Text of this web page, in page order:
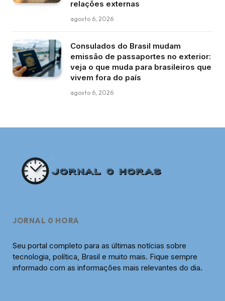
relações externas
agosto 6, 2026
Consulados do Brasil mudam
emissão de passaportes no exterior:
veja o que muda para brasileiros que
vivem fora do país
agosto 6, 2026
JORNAL 0 HORA
Seu portal completo para as últimas notícias sobre
tecnologia, política, Brasil e muito mais. Fique sempre
informado com as informações mais relevantes do dia.